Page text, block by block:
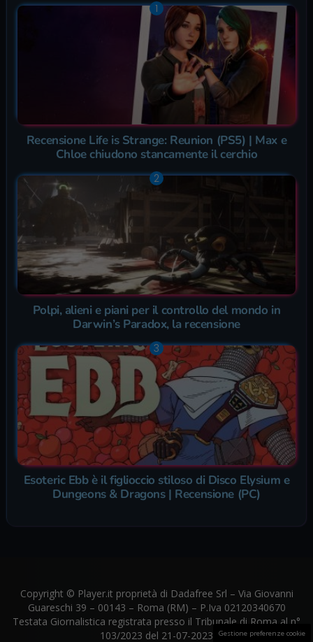
Recensione Life is Strange: Reunion (PS5) | Max e
Chloe chiudono stancamente il cerchio
Polpi, alieni e piani per il controllo del mondo in
Darwin’s Paradox, la recensione
Esoteric Ebb è il figlioccio stiloso di Disco Elysium e
Dungeons & Dragons | Recensione (PC)
Copyright © Player.it proprietà di Dadafree Srl – Via Giovanni
Guareschi 39 – 00143 – Roma (RM) – P.Iva 02120340670
Testata Giornalistica registrata presso il Tribunale di Roma al n°
103/2023 del 21-07-2023
Gestione preferenze cookie